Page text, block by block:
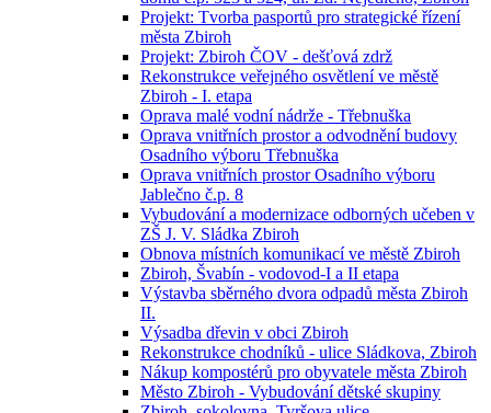
Projekt: Tvorba pasportů pro strategické řízení
města Zbiroh
Projekt: Zbiroh ČOV - dešťová zdrž
Rekonstrukce veřejného osvětlení ve městě
Zbiroh - I. etapa
Oprava malé vodní nádrže - Třebnuška
Oprava vnitřních prostor a odvodnění budovy
Osadního výboru Třebnuška
Oprava vnitřních prostor Osadního výboru
Jablečno č.p. 8
Vybudování a modernizace odborných učeben v
ZŠ J. V. Sládka Zbiroh
Obnova místních komunikací ve městě Zbiroh
Zbiroh, Švabín - vodovod-I a II etapa
Výstavba sběrného dvora odpadů města Zbiroh
II.
Výsadba dřevin v obci Zbiroh
Rekonstrukce chodníků - ulice Sládkova, Zbiroh
Nákup kompostérů pro obyvatele města Zbiroh
Město Zbiroh - Vybudování dětské skupiny